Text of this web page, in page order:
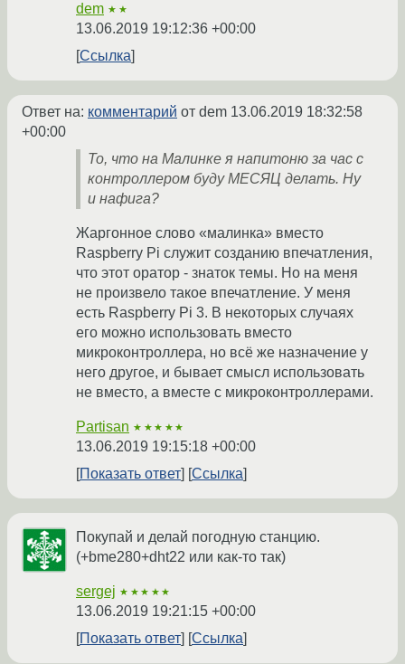
dem ★★
13.06.2019 19:12:36 +00:00
Ссылка
Ответ на: комментарий от dem 13.06.2019 18:32:58
+00:00
То, что на Малинке я напитоню за час с
контроллером буду МЕСЯЦ делать. Ну
и нафига?
Жаргонное слово «малинка» вместо
Raspberry Pi служит созданию впечатления,
что этот оратор - знаток темы. Но на меня
не произвело такое впечатление. У меня
есть Raspberry Pi 3. В некоторых случаях
его можно использовать вместо
микроконтроллера, но всё же назначение у
него другое, и бывает смысл использовать
не вместо, а вместе с микроконтроллерами.
Partisan ★★★★★
13.06.2019 19:15:18 +00:00
Показать ответ
Ссылка
Покупай и делай погодную станцию.
(+bme280+dht22 или как-то так)
sergej ★★★★★
13.06.2019 19:21:15 +00:00
Показать ответ
Ссылка